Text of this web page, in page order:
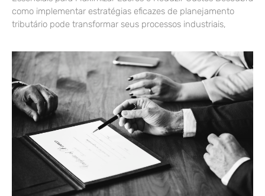
como implementar estratégias eficazes de planejamento
tributário pode transformar seus processos industriais,